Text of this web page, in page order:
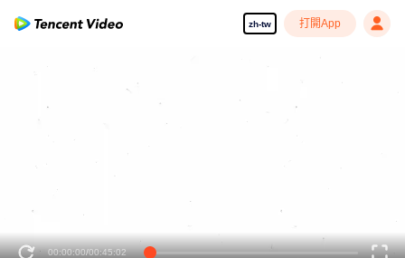
zh-tw 打開App
00:00:00/00:45:02